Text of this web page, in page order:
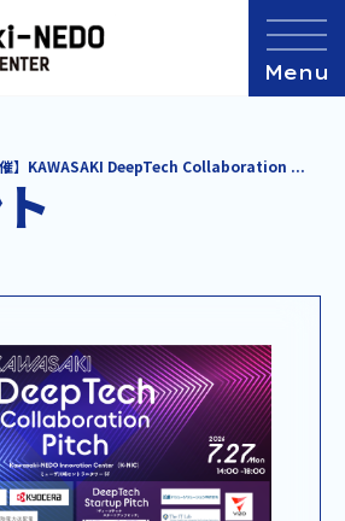
催】KAWASAKI DeepTech Collaboration ...